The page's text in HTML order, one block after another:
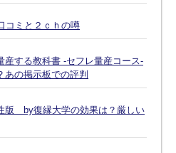
コミと２ｃｈの噂
産する教科書 -セフレ量産コース-
あの掲示板での評判
版 by復縁大学の効果は？厳しい